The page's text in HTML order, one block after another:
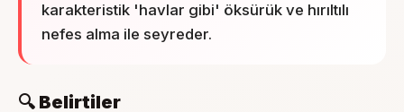
karakteristik 'havlar gibi' öksürük ve hırıltılı
nefes alma ile seyreder.
🔍 Belirtiler